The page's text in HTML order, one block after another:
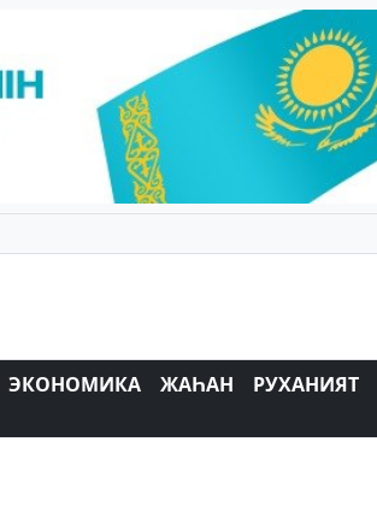
ЭКОНОМИКА ЖАҺАН РУХАНИЯТ